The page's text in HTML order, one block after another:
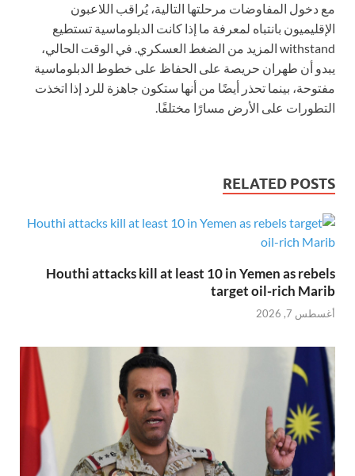
مع دخول المفاوضات مرحلتها التالية، يُراقب اللاعبون
الإقليميون بانتباه لمعرفة ما إذا كانت الدبلوماسية تستطيع
withstand المزيد من الضغط العسكري. في الوقت الحالي،
يبدو أن طهران حريصة على الحفاظ على خطوط الدبلوماسية
مفتوحة، بينما تحذر أيضًا من أنها ستكون جاهزة للرد إذا اتخذت
التطورات على الأرض مسارًا مختلفًا.
RELATED POSTS
Houthi attacks kill at least 10 in Yemen as rebels
target oil-rich Marib
أغسطس 7, 2026